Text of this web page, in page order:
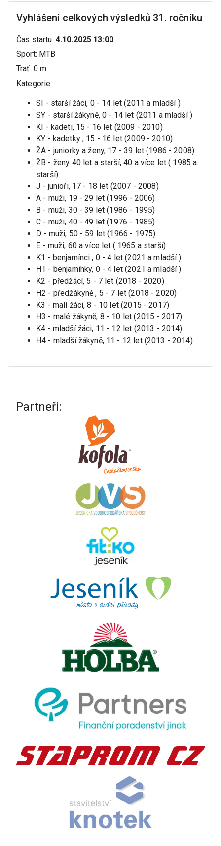
Vyhlášení celkových výsledků 31. ročníku
Čas startu: 4.10.2025 13:00
Sport: MTB
Trať: 0 m
Kategorie:
SI - starší žáci, 0 - 14 let (2011 a mladší )
SY - starší žákyně, 0 - 14 let (2011 a mladší )
KI - kadeti, 15 - 16 let (2009 - 2010)
KY - kadetky , 15 - 16 let (2009 - 2010)
ŽA - juniorky a ženy, 17 - 39 let (1986 - 2008)
ŽB - ženy 40 let a starší, 40 a více let ( 1985 a
starší)
J - junioři, 17 - 18 let (2007 - 2008)
A - muži, 19 - 29 let (1996 - 2006)
B - muži, 30 - 39 let (1986 - 1995)
C - muži, 40 - 49 let (1976 - 1985)
D - muži, 50 - 59 let (1966 - 1975)
E - muži, 60 a více let ( 1965 a starší)
K1 - benjamínci , 0 - 4 let (2021 a mladší )
H1 - benjamínky, 0 - 4 let (2021 a mladší )
K2 - předžácí, 5 - 7 let (2018 - 2020)
H2 - předžákyně , 5 - 7 let (2018 - 2020)
K3 - malí žáci, 8 - 10 let (2015 - 2017)
H3 - malé žákyně, 8 - 10 let (2015 - 2017)
K4 - mladší žáci, 11 - 12 let (2013 - 2014)
H4 - mladší žákyně, 11 - 12 let (2013 - 2014)
Partneři: